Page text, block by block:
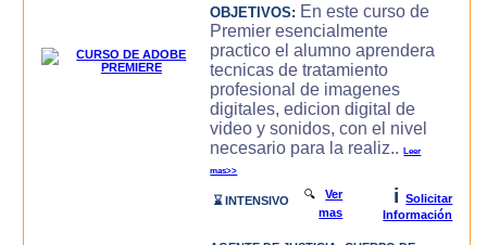
OBJETIVOS: En este curso de
Premier esencialmente
practico el alumno aprendera
tecnicas de tratamiento
profesional de imagenes
digitales, edicion digital de
video y sonidos, con el nivel
necesario para la realiz..Leer
mas>>
⌛ INTENSIVO 🔍Ver
mas
i
Solicitar
Información